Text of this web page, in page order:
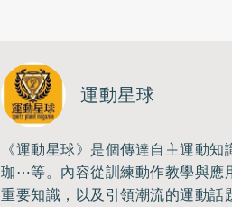
運動星球
《運動星球》是個傳達自主運動
珈⋯等。內容從訓練動作教學與應
重要知識，以及引領潮流的運動